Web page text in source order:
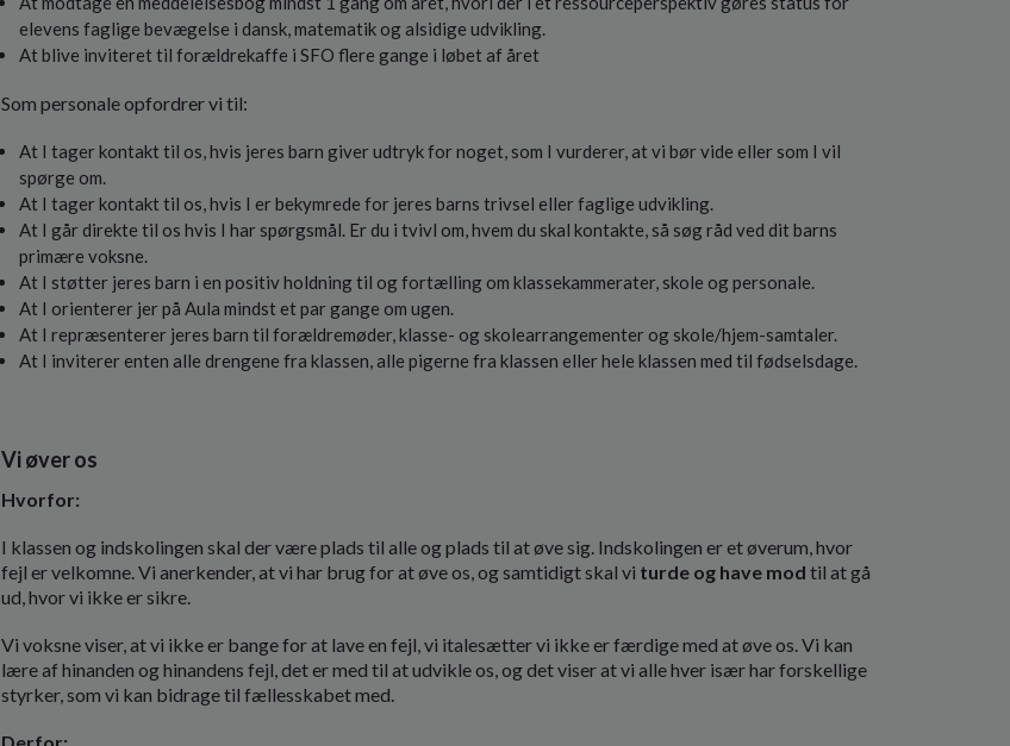
elevens faglige bevægelse i dansk, matematik og alsidige udvikling.
At blive inviteret til forældrekaffe i SFO flere gange i løbet af året
Som personale opfordrer vi til:
At I tager kontakt til os, hvis jeres barn giver udtryk for noget, som I vurderer, at vi bør vide eller som I vil
spørge om.
At I tager kontakt til os, hvis I er bekymrede for jeres barns trivsel eller faglige udvikling.
At I går direkte til os hvis I har spørgsmål. Er du i tvivl om, hvem du skal kontakte, så søg råd ved dit barns
primære voksne.
At I støtter jeres barn i en positiv holdning til og fortælling om klassekammerater, skole og personale.
At I orienterer jer på Aula mindst et par gange om ugen.
At I repræsenterer jeres barn til forældremøder, klasse- og skolearrangementer og skole/hjem-samtaler.
At I inviterer enten alle drengene fra klassen, alle pigerne fra klassen eller hele klassen med til fødselsdage.
Vi øver os
Hvorfor:
I klassen og indskolingen skal der være plads til alle og plads til at øve sig. Indskolingen er et øverum, hvor
fejl er velkomne. Vi anerkender, at vi har brug for at øve os, og samtidigt skal vi turde og have mod til at gå
ud, hvor vi ikke er sikre.
Vi voksne viser, at vi ikke er bange for at lave en fejl, vi italesætter vi ikke er færdige med at øve os. Vi kan
lære af hinanden og hinandens fejl, det er med til at udvikle os, og det viser at vi alle hver især har forskellige
styrker, som vi kan bidrage til fællesskabet med.